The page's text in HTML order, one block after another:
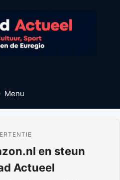
Menu
en steun
Actueel